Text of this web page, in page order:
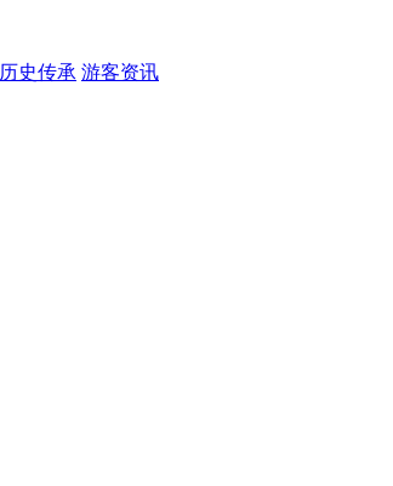
历史传承 游客资讯